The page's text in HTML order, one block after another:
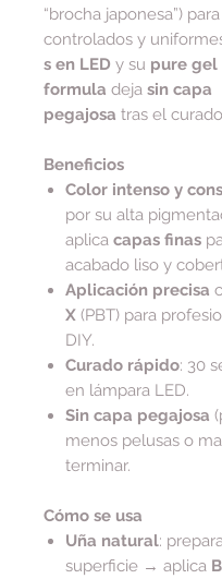
“brocha japonesa”)
controlados y
s en LED y su pure gel
formula deja sin capa
pegajosa tras el
Beneficios
Color intenso y
por su alta
aplica capas finas
acabado liso y
Aplicación precisa
X (PBT) para
DIY.
Curado rápido: 30
en lámpara LED.
Sin capa pegajosa
menos pelusas o
terminar.
Cómo se usa
Uña natural:
superficie → aplica